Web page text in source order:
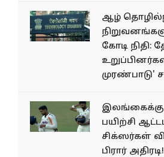
ஆழ்
கோடி நிதி:
முரண்பாடு'
இலங்கைக்கு
பயிற்சி
சிக்ஸர்கள்
பிரார் அதிரடி!